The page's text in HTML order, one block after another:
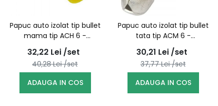
Papuc auto izolat tip bullet
mama tip ACH 6 -
100buc/set
32,22 Lei /set
40,28Lei /set
ADAUGA IN COS
Papuc auto izolat tip bullet
tata tip ACM 6 -
100buc/set
30,21 Lei /set
37,77Lei /set
ADAUGA IN COS